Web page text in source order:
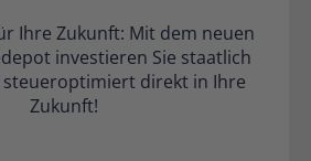
Ihre Zukunft: Mit dem neuen
investieren Sie staatlich
direkt in Ihre
Zukunft!